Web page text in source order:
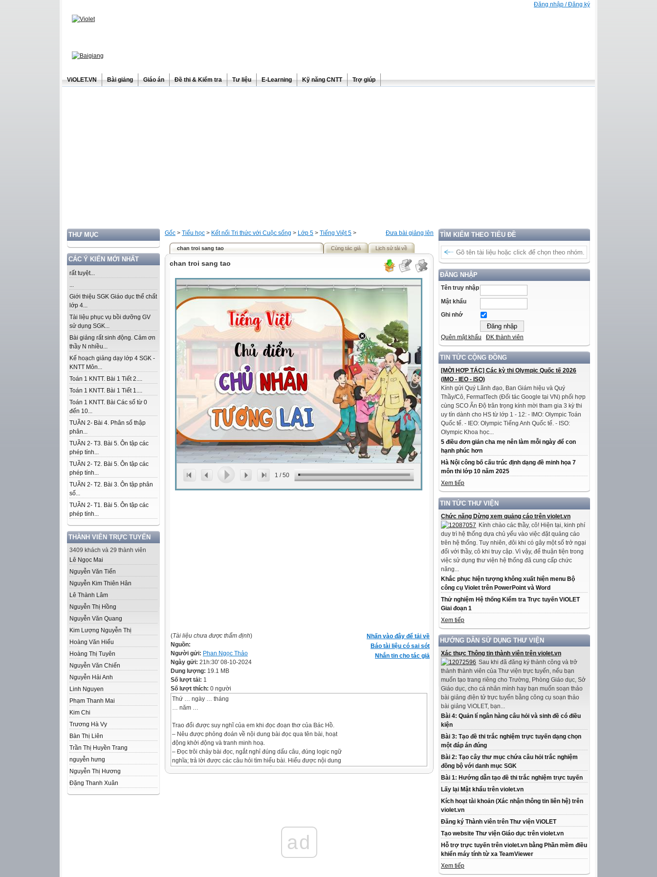
Đăng nhập / Đăng ký
ViOLET.VN Bài giảng Giáo án Đề thi & Kiểm tra Tư liệu E-Learning Kỹ năng CNTT Trợ giúp
THƯ MỤC
CÁC Ý KIẾN MỚI NHẤT
rất tuyệt...
...
Giới thiệu SGK Giáo dục thể chất
lớp 4...
Tài liệu phục vụ bồi dưỡng GV
sử dụng SGK...
Bài giảng rất sinh động. Cảm ơn
thầy N nhiều...
Kế hoạch giảng dạy lớp 4 SGK -
KNTT Môn...
Toán 1 KNTT. Bài 1 Tiết 2....
Toán 1 KNTT. Bài 1 Tiết 1....
Toán 1 KNTT. Bài Các số từ 0
đến 10...
TUẦN 2- Bài 4. Phân số thập
phân...
TUẦN 2- T3. Bài 5. Ôn tập các
phép tính...
TUẦN 2- T2. Bài 5. Ôn tập các
phép tính...
TUẦN 2- T2. Bài 3. Ôn tập phân
số...
TUẦN 2- T1. Bài 5. Ôn tập các
phép tính...
THÀNH VIÊN TRỰC TUYẾN
3409 khách và 29 thành viên
Lê Ngọc Mai
Nguyễn Văn Tiến
Nguyễn Kim Thiên Hân
Lê Thành Lâm
Nguyễn Thị Hồng
Nguyễn Văn Quang
Kim Lượng Nguyễn Thị
Hoàng Văn Hiếu
Hoàng Thị Tuyên
Nguyễn Văn Chiến
Nguyễn Hải Anh
Linh Nguyen
Phạm Thanh Mai
Kim Chi
Trương Hà Vy
Bàn Thị Liên
Trần Thị Huyền Trang
nguyễn hưng
Nguyễn Thị Hương
Đặng Thanh Xuân
TÌM KIẾM THEO TIÊU ĐỀ
ĐĂNG NHẬP
Tên truy nhập
Mật khẩu
Ghi nhớ
Quên mật khẩu ĐK thành viên
TIN TỨC CỘNG ĐỒNG
[MỜI HỢP TÁC] Các kỳ thi Olympic Quốc tế 2026
(IMO - IEO - ISO)
Kính gửi Quý Lãnh đạo, Ban Giám hiệu và Quý
Thầy/Cô, FermatTech (Đối tác Google tại VN) phối hợp
cùng SCO Ấn Độ trân trọng kính mời tham gia 3 kỳ thi
uy tín dành cho HS từ lớp 1 - 12: - IMO: Olympic Toán
Quốc tế. - IEO: Olympic Tiếng Anh Quốc tế. - ISO:
Olympic Khoa học...
5 điều đơn giản cha mẹ nên làm mỗi ngày để con
hạnh phúc hơn
Hà Nội công bố cấu trúc định dạng đề minh họa 7
môn thi lớp 10 năm 2025
Xem tiếp
TIN TỨC THƯ VIỆN
Chức năng Dừng xem quảng cáo trên violet.vn
Kính chào các thầy, cô! Hiện tại, kinh phí
duy trì hệ thống dựa chủ yếu vào việc đặt quảng cáo
trên hệ thống. Tuy nhiên, đôi khi có gây một số trở ngại
đối với thầy, cô khi truy cập. Vì vậy, để thuận tiện trong
việc sử dụng thư viện hệ thống đã cung cấp chức
năng...
Khắc phục hiện tượng không xuất hiện menu Bộ
công cụ Violet trên PowerPoint và Word
Thử nghiệm Hệ thống Kiểm tra Trực tuyến ViOLET
Giai đoạn 1
Xem tiếp
HƯỚNG DẪN SỬ DỤNG THƯ VIỆN
Xác thực Thông tin thành viên trên violet.vn
Sau khi đã đăng ký thành công và trở
thành thành viên của Thư viện trực tuyến, nếu bạn
muốn tạo trang riêng cho Trường, Phòng Giáo dục, Sở
Giáo dục, cho cá nhân mình hay bạn muốn soạn thảo
bài giảng điện tử trực tuyến bằng công cụ soạn thảo
bài giảng ViOLET, bạn...
Bài 4: Quản lí ngân hàng câu hỏi và sinh đề có điều
kiện
Bài 3: Tạo đề thi trắc nghiệm trực tuyến dạng chọn
một đáp án đúng
Bài 2: Tạo cây thư mục chứa câu hỏi trắc nghiệm
đồng bộ với danh mục SGK
Bài 1: Hướng dẫn tạo đề thi trắc nghiệm trực tuyến
Lấy lại Mật khẩu trên violet.vn
Kích hoạt tài khoản (Xác nhận thông tin liên hệ) trên
violet.vn
Đăng ký Thành viên trên Thư viện ViOLET
Tạo website Thư viện Giáo dục trên violet.vn
Hỗ trợ trực tuyến trên violet.vn bằng Phần mềm điều
khiển máy tính từ xa TeamViewer
Xem tiếp
Đưa bài giảng lên
Gốc > Tiểu học > Kết nối Tri thức với Cuộc sống > Lớp 5 > Tiếng Việt 5 >
chan troi sang tao Cùng tác giả Lịch sử tải về
chan troi sang tao
1 /50
Nhấn vào đây để tải về
Báo tài liệu có sai sót
Nhắn tin cho tác giả
(Tài liệu chưa được thẩm định)
Nguồn:
Người gửi: Phan Ngọc Thảo
Ngày gửi: 21h:30' 08-10-2024
Dung lượng: 19.1 MB
Số lượt tải: 1
Số lượt thích: 0 người
Thứ … ngày … tháng
… năm …
Trao đổi được suy nghĩ của em khi đọc đoạn thơ của Bác Hồ.
– Nêu được phỏng đoán về nội dung bài đọc qua tên bài, hoạt
động khởi động và tranh minh hoạ.
– Đọc trôi chảy bài đọc, ngắt nghỉ đúng dấu câu, đúng logic ngữ
nghĩa; trả lời được các câu hỏi tìm hiểu bài. Hiểu được nội dung
ad